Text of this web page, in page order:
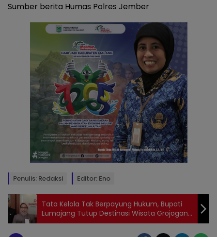
Sumber berita Humas Polres Jember
Penulis: Redaksi Editor: Eno
Tata Kelola Tak Berpayung Hukum, Bupati
Lumajang Tutup Destinasi Wisata Grojogan
Sewu